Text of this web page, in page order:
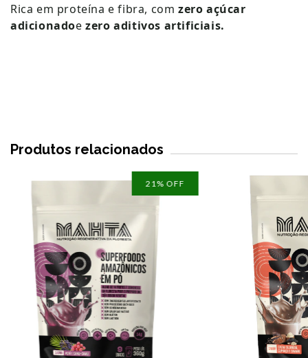
Rica em proteína e fibra, com zero açúcar
adicionadoe zero aditivos artificiais.
Produtos relacionados
21% OFF